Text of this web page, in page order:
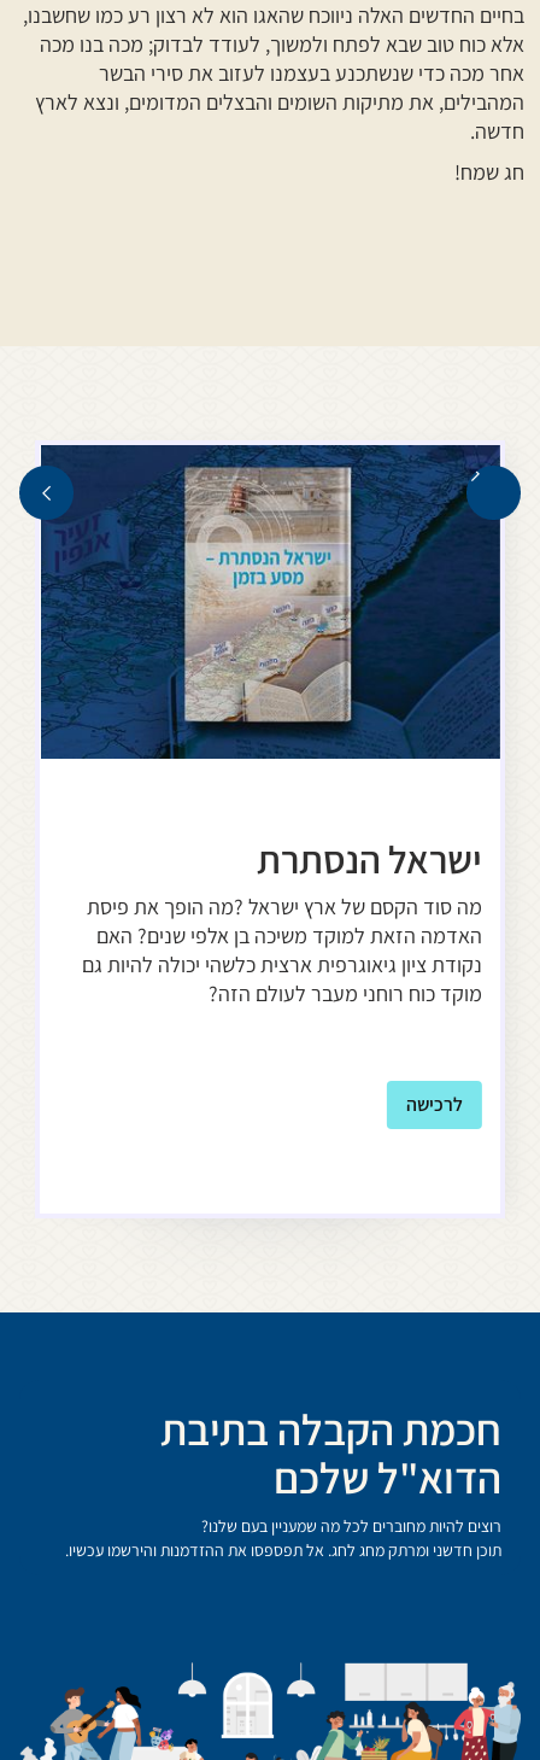
בחיים החדשים האלה ניווכח שהאגו הוא לא רצון רע כמו שחשבנו,
אלא כוח טוב שבא לפתח ולמשוך, לעודד לבדוק; מכה בנו מכה
אחר מכה כדי שנשתכנע בעצמנו לעזוב את סירי הבשר
המהבילים, את מתיקות השומים והבצלים המדומים, ונצא לארץ
חדשה.
חג שמח!
ישראל הנסתרת
מה סוד הקסם של ארץ ישראל ?מה הופך את פיסת
האדמה הזאת למוקד משיכה בן אלפי שנים? האם
נקודת ציון גיאוגרפית ארצית כלשהי יכולה להיות גם
מוקד כוח רוחני מעבר לעולם הזה?
לרכישה
חכמת הקבלה בתיבת
הדוא"ל שלכם
רוצים להיות מחוברים לכל מה שמעניין בעם שלנו?
תוכן חדשני ומרתק מחג לחג. אל תפספסו את ההזדמנות והירשמו עכשיו.